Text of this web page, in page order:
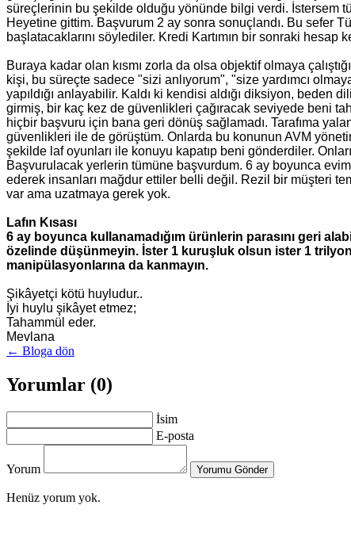
süreçlerinin bu şekilde olduğu yönünde bilgi verdi. İstersem
Heyetine gittim. Başvurum 2 ay sonra sonuçlandı. Bu sefer
başlatacaklarını söylediler. Kredi Kartımın bir sonraki
Buraya kadar olan kısmı zorla da olsa objektif olmaya
kişi, bu süreçte sadece "sizi anlıyorum", "size yardımcı
yapıldığı anlayabilir. Kaldı ki kendisi aldığı diksiyon, beden
girmiş, bir kaç kez de güvenlikleri çağıracak seviyede beni
hiçbir başvuru için bana geri dönüş sağlamadı. Tarafıma
güvenlikleri ile de görüştüm. Onlarda bu konunun AVM
şekilde laf oyunları ile konuyu kapatıp beni gönderdiler.
Başvurulacak yerlerin tümüne başvurdum. 6 ay boyunca
ederek insanları mağdur ettiler belli değil. Rezil bir müşteri
var ama uzatmaya gerek yok.
Lafın Kısası
6 ay boyunca kullanamadığım ürünlerin parasını geri
özelinde düşünmeyin. İster 1 kuruşluk olsun ister 1
manipülasyonlarına da kanmayın.
Şikâyetçi kötü huyludur..
İyi huylu şikâyet etmez;
Tahammül eder.
Mevlana
← Bloga dön
Yorumlar (0)
İsim
E-posta
Yorum Yorumu Gönder
Henüz yorum yok.